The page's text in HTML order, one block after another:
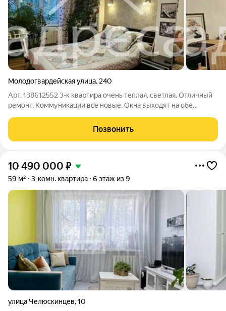
Молодогвардейская улица, 240
Арт. 138612552 3-к квартира очень теплая, светлая. Отличный
ремонт. Коммуникации все новые. Окна выходят на обе
комнате теплый пол. Лоджия застеклена и отделана под ключ.
Три кондиционера
Позвонить
10 490 000 ₽
59 м² 3-комн. квартира 6 этаж из 9
улица Челюскинцев,10